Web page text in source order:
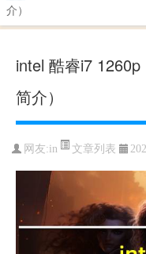
介）
intel 酷睿i7
简介）
网友:in 文章列表